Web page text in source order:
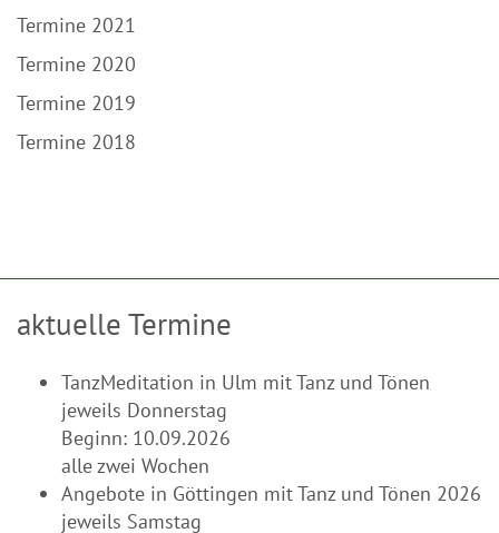
Termine 2021
Termine 2020
Termine 2019
Termine 2018
aktuelle Termine
TanzMeditation in Ulm mit Tanz und Tönen
jeweils Donnerstag
Beginn: 10.09.2026
alle zwei Wochen
Angebote in Göttingen mit Tanz und Tönen 2026
jeweils Samstag